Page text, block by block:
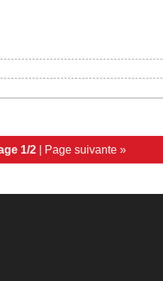
1/2 | Page suivante »